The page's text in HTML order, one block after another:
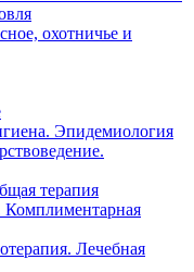
охотничье и
Эпидемиология
терапия
Лечебная